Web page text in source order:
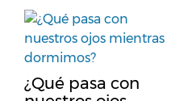
¿Qué pasa con